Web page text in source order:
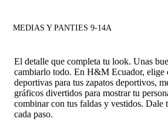
MEDIAS Y PANTIES 9-14A
El detalle que completa tu look. Unas
cambiarlo todo. En H&M Ecuador, elige
deportivas para tus zapatos deportivos,
gráficos divertidos para mostrar tu
combinar con tus faldas y vestidos. Dale
cada paso.